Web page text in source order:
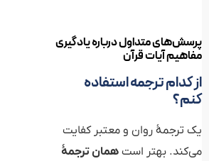
پرسش‌های متداول درباره یادگیری
مفاهیم آیات قرآن
از کدام ترجمه استفاده
کنم؟
یک ترجمهٔ روان و معتبر کفایت
می‌کند. بهتر است همان ترجمهٔ